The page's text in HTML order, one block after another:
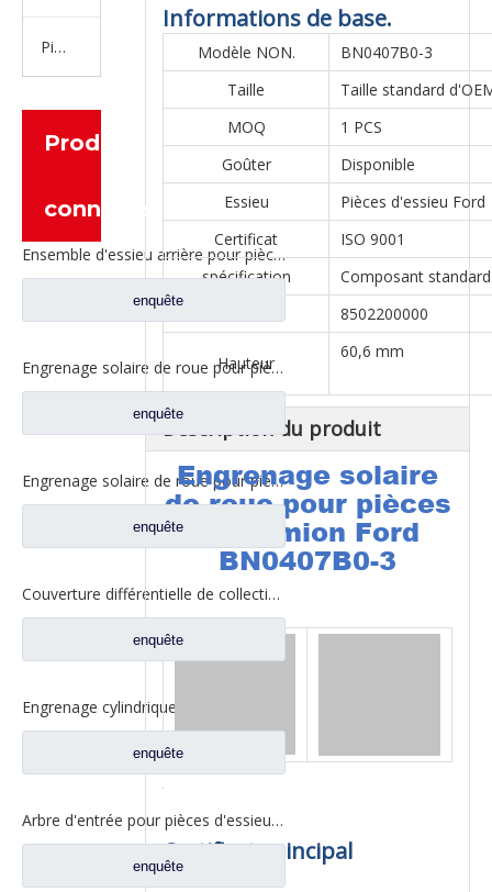
Pièces de moteur
Produits
connexes
Ensemble d'essieu arrière pour pièces de rechange AH71131550536 de camion de Sinotruk Steyr
enquête
Engrenage solaire de roue pour pièces de camion Fuwa DN0301M0-7
enquête
Engrenage solaire de roue pour pièces de camion Fuwa DN0040M0-7
enquête
Couverture différentielle de collection d'huile de cas pour des pièces de camion de Fuhua BN0401S0-2
enquête
enquête
Arbre d'entrée pour pièces d'essieu Fuwa EP0043M0-3032422
enquête
Informations de base.
Modèle NON.
BN0407B0-3
Taille
Taille standard
MOQ
1 PCS
Goûter
Disponible
Essieu
Pièces d'essieu Ford
Certificat
ISO 9001
spécification
Composant standard
8502200000
Hauteur
60,6 mm
Description du produit
Engrenage solaire
de roue pour pièces
de camion Ford
BN0407B0-3
Certificat principal